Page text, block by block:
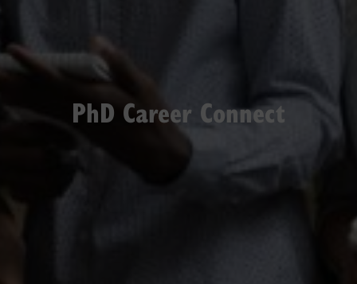
PhD Career Connect